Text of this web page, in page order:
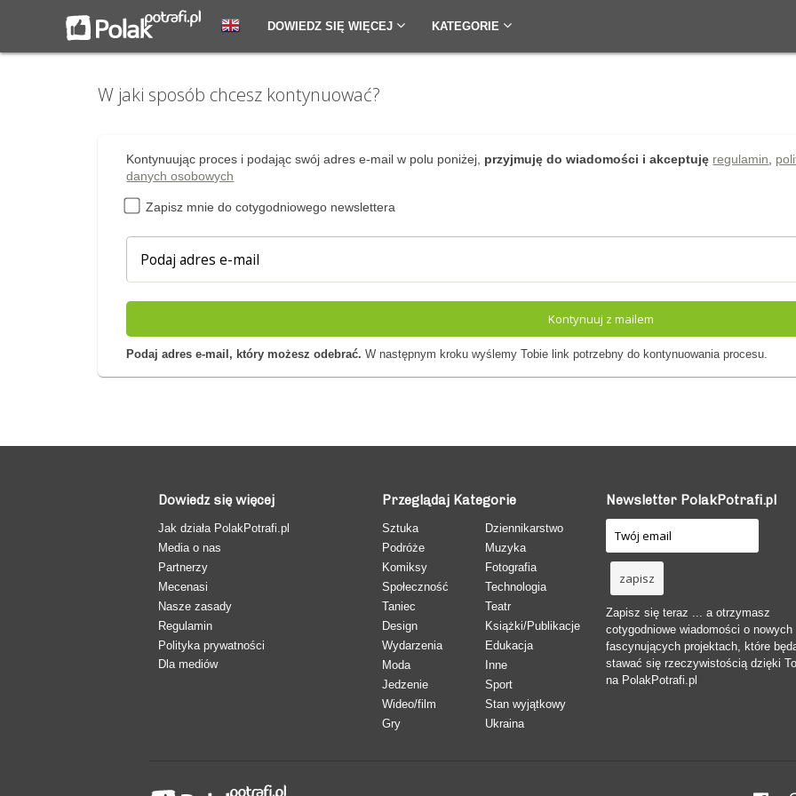
DOWIEDZ SIĘ WIĘCEJ KATEGORIE
W jaki sposób chcesz kontynuować?
Kontynuując proces i podając swój adres e-mail w polu poniżej, przyjmuję do wiadomości i akceptuję regulamin
danych osobowych
Zapisz mnie do cotygodniowego newslettera
Kontynuuj z mailem
Podaj adres e-mail, który możesz odebrać. W następnym kroku wyślemy Tobie link potrzebny do kontynuowania procesu.
Dowiedz się więcej
Jak działa PolakPotrafi.pl
Media o nas
Partnerzy
Mecenasi
Nasze zasady
Regulamin
Polityka prywatności
Dla mediów
Przeglądaj Kategorie
Sztuka
Podróże
Komiksy
Społeczność
Taniec
Design
Wydarzenia
Moda
Jedzenie
Wideo/film
Gry
Dziennikarstwo
Muzyka
Fotografia
Technologia
Teatr
Książki/Publikacje
Edukacja
Inne
Sport
Stan wyjątkowy
Ukraina
Newsletter PolakPotrafi.pl
Zapisz się teraz ... a otrzymasz
cotygodniowe wiadomości o nowych
fascynujących projektach, które
stawać się rzeczywistością dzięki
na PolakPotrafi.pl